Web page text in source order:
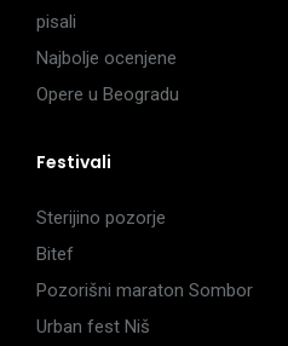
pisali
Najbolje ocenjene
Opere u Beogradu
Festivali
Sterijino pozorje
Bitef
Pozorišni maraton Sombor
Urban fest Niš